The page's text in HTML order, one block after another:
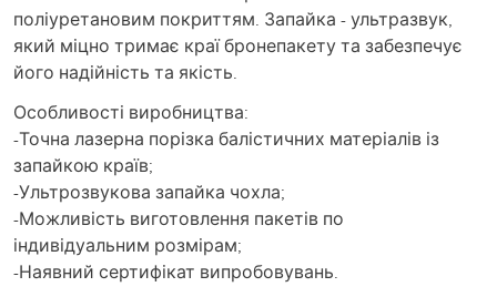
поліуретановим покриттям. Запайка - ультразвук,
який міцно тримає краї бронепакету та забезпечує
його надійність та якість.
Особливості виробництва:
-Точна лазерна порізка балістичних матеріалів із
запайкою країв;
-Ультрозвукова запайка чохла;
-Можливість виготовлення пакетів по
індивідуальним розмірам;
-Наявний сертифікат випробовувань.